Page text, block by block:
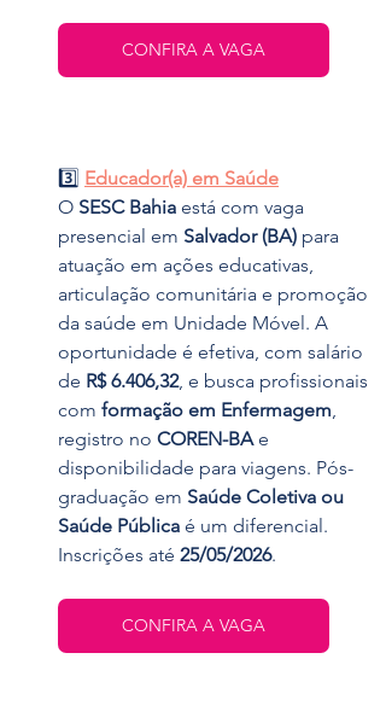
CONFIRA A VAGA
3️⃣ Educador(a) em Saúde
O SESC Bahia está com vaga
presencial em Salvador (BA) para
atuação em ações educativas,
articulação comunitária e promoção
da saúde em Unidade Móvel. A
oportunidade é efetiva, com salário
de R$ 6.406,32, e busca profissionais
com formação em Enfermagem
registro no COREN-BA e
disponibilidade para viagens. Pós-
graduação em Saúde Coletiva ou
Saúde Pública é um diferencial.
Inscrições até 25/05/2026.
CONFIRA A VAGA